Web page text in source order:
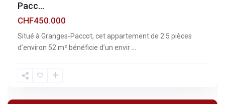
Pacc...
CHF450.000
Situé à Granges-Paccot, cet appartement de 2.5 pièces
d’environ 52 m² bénéficie d’un envir